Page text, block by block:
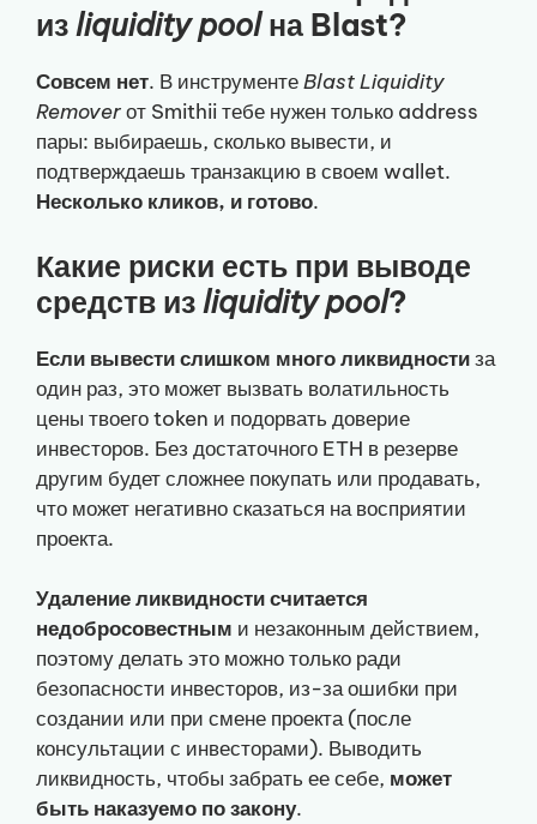
изliquidity poolна Blast?
Совсем нет. В инструментеBlast Liquidity
Removerот Smithii тебе нужен только address
пары: выбираешь, сколько вывести, и
подтверждаешь транзакцию в своем wallet.
Несколько кликов, и готово.
Какие риски есть при выводе
средств изliquidity pool?
Если вывести слишком много ликвидностиза
один раз, это может вызвать волатильность
цены твоего token и подорвать доверие
инвесторов. Без достаточного ETH в резерве
другим будет сложнее покупать или продавать,
что может негативно сказаться на восприятии
проекта.
Удаление ликвидности считается
недобросовестным и незаконным действием,
поэтому делать это можно только ради
безопасности инвесторов, из-за ошибки при
создании или при смене проекта (после
консультации с инвесторами). Выводить
ликвидность, чтобы забрать ее себе, может
быть наказуемо по закону.